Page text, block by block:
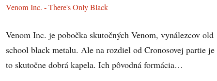
Venom Inc. - There's Only Black
Venom Inc. je pobočka skutočných Venom, vynálezcov old
school black metalu. Ale na rozdiel od Cronosovej partie je
to skutočne dobrá kapela. Ich pôvodná formácia…